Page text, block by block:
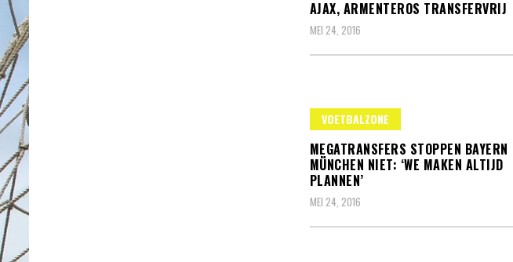
AJAX, ARMENTEROS TRANSFERVRIJ
MEI 24, 2016
VOETBALZONE
MEGATRANSFERS STOPPEN BAYERN
MÜNCHEN NIET: ‘WE MAKEN ALTIJD
PLANNEN’
MEI 24, 2016